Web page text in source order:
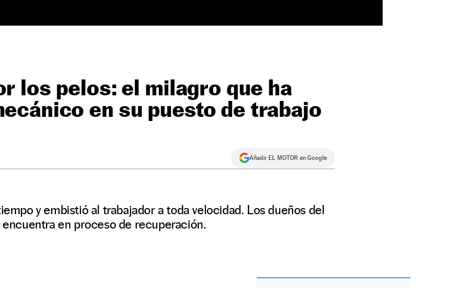
los pelos: el milagro que ha
en su puesto de trabajo
Añadir EL MOTOR en Google
y embistió al trabajador a toda velocidad. Los dueños del
en proceso de recuperación.